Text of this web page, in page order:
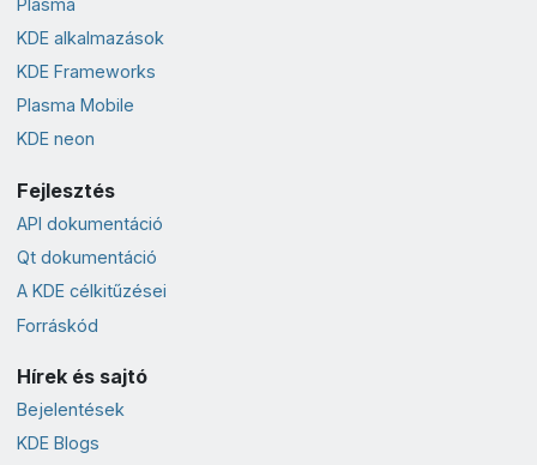
KDE alkalmazások
KDE Frameworks
Plasma Mobile
KDE neon
Fejlesztés
API dokumentáció
Qt dokumentáció
A KDE célkitűzései
Forráskód
Hírek és sajtó
Bejelentések
KDE Blogs